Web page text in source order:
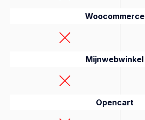
Woocommerce
Mijnwebwinkel
Opencart